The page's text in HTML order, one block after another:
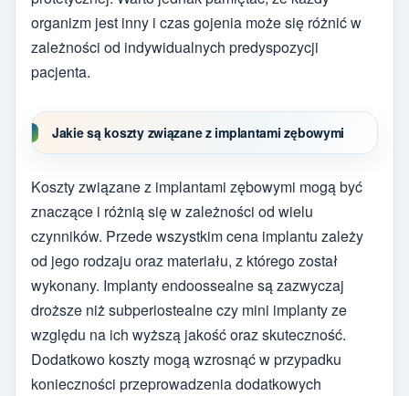
organizm jest inny i czas gojenia może się różnić w
zależności od indywidualnych predyspozycji
pacjenta.
Jakie są koszty związane z implantami zębowymi
Koszty związane z implantami zębowymi mogą być
znaczące i różnią się w zależności od wielu
czynników. Przede wszystkim cena implantu zależy
od jego rodzaju oraz materiału, z którego został
wykonany. Implanty endoossealne są zazwyczaj
droższe niż subperiostealne czy mini implanty ze
względu na ich wyższą jakość oraz skuteczność.
Dodatkowo koszty mogą wzrosnąć w przypadku
konieczności przeprowadzenia dodatkowych